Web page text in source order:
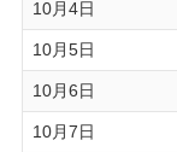
10月4日
10月5日
10月6日
10月7日